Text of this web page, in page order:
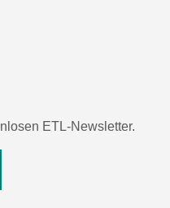
ETL-Newsletter.